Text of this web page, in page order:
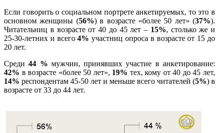
Если говорить о социальном портрете анкетируемых, то это в
основном женщины (56%) в возрасте «более 50 лет» (37%).
Читательниц в возрасте от 40 до 45 лет – 15%, столько же и
25-30-летних и всего4%участниц опроса в возрасте от 15 до
20 лет.
Среди44 % мужчин, принявших участие в анкетирование:
42% в возрасте «более 50 лет», 19% тех, кому от 40 до 45 лет,
14% респондентам 45-50 лет и меньше всего читателей (5%) в
возрасте от 33 до 44 лет.